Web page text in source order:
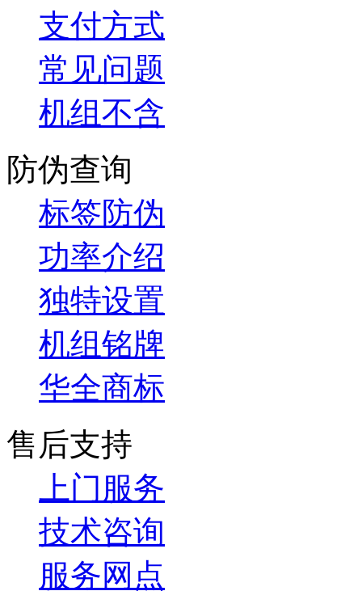
支付方式
常见问题
机组不含
防伪查询
标签防伪
功率介绍
独特设置
机组铭牌
华全商标
售后支持
上门服务
技术咨询
服务网点